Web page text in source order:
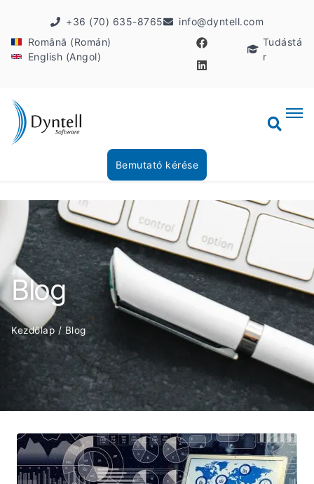
+36 (70) 635-8765
info@dyntell.com
Română (Román)
English (Angol)
Tudástá
r
Bemutató kérése
Blog
Kezdőlap / Blog